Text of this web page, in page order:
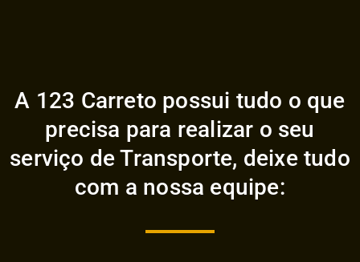
A 123 Carreto possui tudo o que
precisa para realizar o seu
serviço de Transporte, deixe tudo
com a nossa equipe: